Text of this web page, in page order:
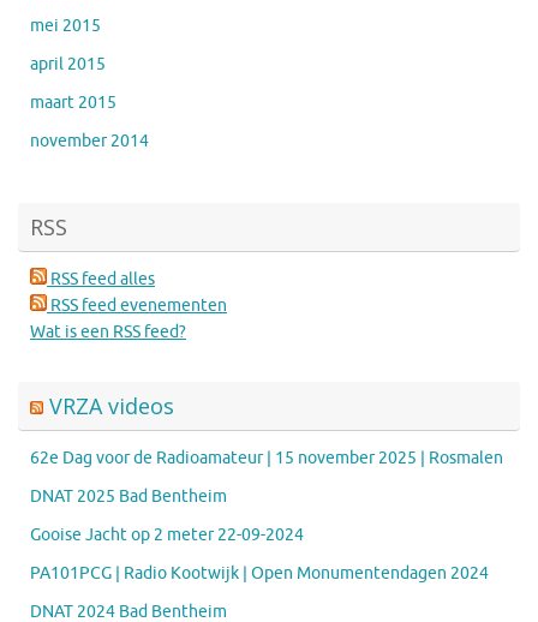
mei 2015
april 2015
maart 2015
november 2014
RSS
RSS feed alles
RSS feed evenementen
Wat is een RSS feed?
VRZA videos
62e Dag voor de Radioamateur | 15 november 2025 | Rosmalen
DNAT 2025 Bad Bentheim
Gooise Jacht op 2 meter 22-09-2024
PA101PCG | Radio Kootwijk | Open Monumentendagen 2024
DNAT 2024 Bad Bentheim